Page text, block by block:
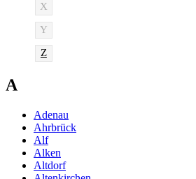
X
Y
Z
A
Adenau
Ahrbrück
Alf
Alken
Altdorf